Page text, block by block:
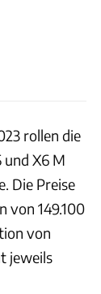
rollen die
X6 M
Die Preise
von 149.100
von
jeweils